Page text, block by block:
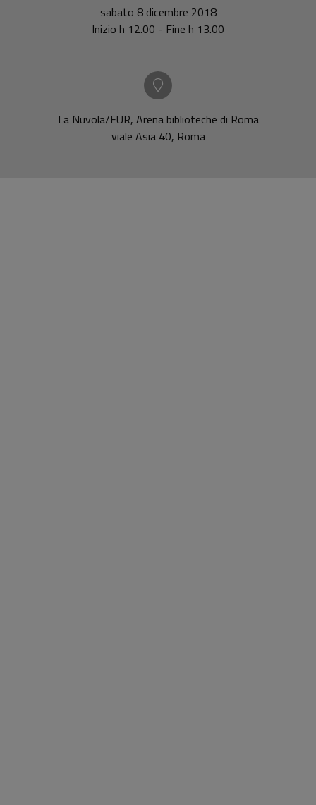
sabato 8 dicembre 2018
Inizio h 12.00 - Fine h 13.00
La Nuvola/EUR, Arena biblioteche di Roma
viale Asia 40, Roma